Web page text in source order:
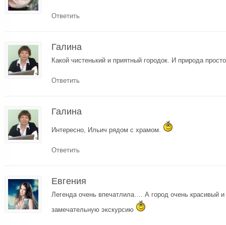
Ответить
Галина
Какой чистенький и приятный городок. И природа
Ответить
Галина
Интересно, Ильич рядом с храмом.
Ответить
Евгения
Легенда очень впечатлила…. А город очень красивый
замечательную экскурсию